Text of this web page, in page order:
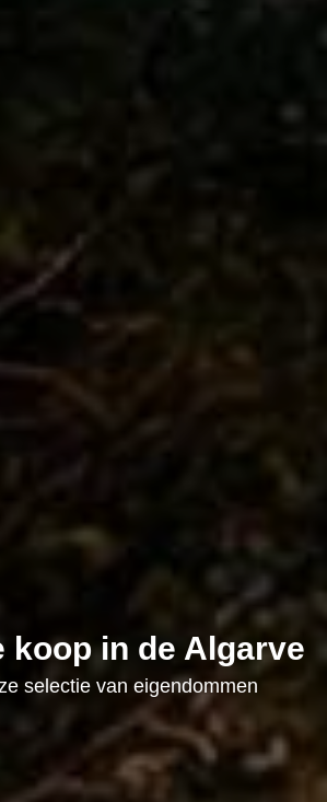
koop in de Algarve
selectie van eigendommen